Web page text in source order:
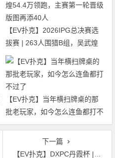
【EV扑克】2026IPG总决赛选
拔赛 | 263人围猎B组，吴武煌
54.4万领跑，主赛第一轮晋级版
【EV扑克】当年横扫牌桌的那
批老玩家，如今怎么连鱼都打不
过了
下一篇
【EV扑克】DXPC丹霞杯 | 主赛首轮共计224人次参赛52人晋级，刘永生/杨京达分别领跑C/D组